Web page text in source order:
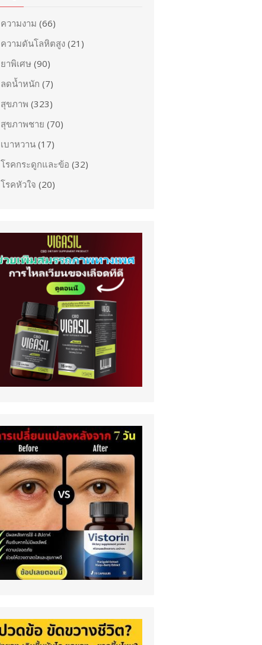
ความงาม (66)
ความดันโลหิตสูง (21)
ยาพิเศษ (90)
ลดน้ำหนัก (7)
สุขภาพ (323)
สุขภาพชาย (70)
เบาหวาน (17)
โรคกระดูกและข้อ (32)
โรคหัวใจ (20)